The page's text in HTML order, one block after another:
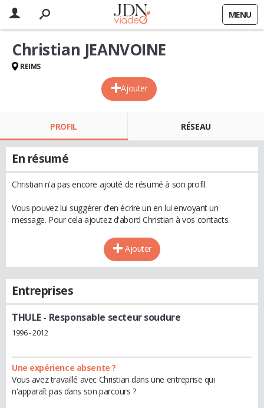
MENU
Ajouter
Christian JEANVOINE
REIMS
PROFIL RÉSEAU
En résumé
Christian n'a pas encore ajouté de résumé à son profil.
Vous pouvez lui suggérer d'en écrire un en lui envoyant un
message. Pour cela ajoutez d'abord Christian à vos contacts.
Ajouter
Entreprises
THULE- Responsable secteur soudure
1996 - 2012
Une expérience absente ?
Vous avez travaillé avec Christian dans une entreprise qui
n'apparaît pas dans son parcours ?